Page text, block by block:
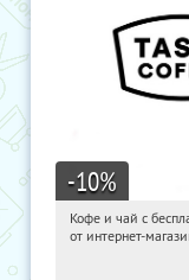
-10%
17:50:46
Кофе и чай с
от интернет-